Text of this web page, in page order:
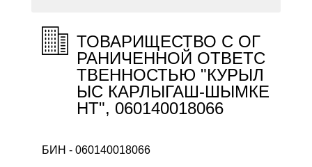
ТОВАРИЩЕСТВО С ОГ
РАНИЧЕННОЙ ОТВЕТС
ТВЕННОСТЬЮ "КУРЫЛ
ЫС КАРЛЫГАШ-ШЫМКЕ
НТ", 060140018066
БИН - 060140018066